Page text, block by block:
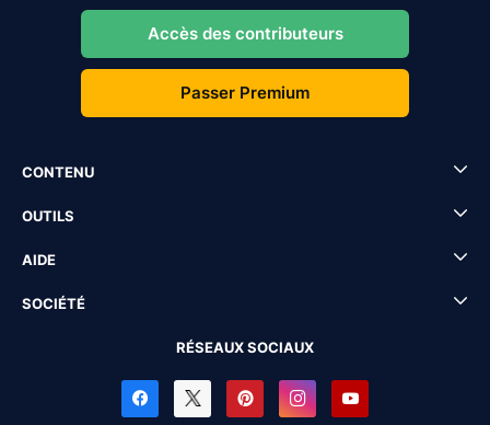
Accès des contributeurs
Passer Premium
CONTENU
OUTILS
AIDE
SOCIÉTÉ
RÉSEAUX SOCIAUX